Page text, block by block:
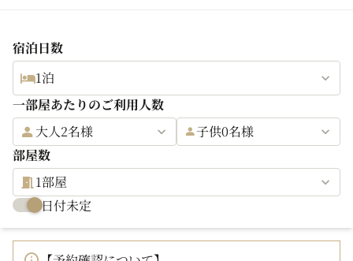
宿泊日数
1泊
一部屋あたりのご利用人数
大人2名様
子供0名様
部屋数
1部屋
日付未定